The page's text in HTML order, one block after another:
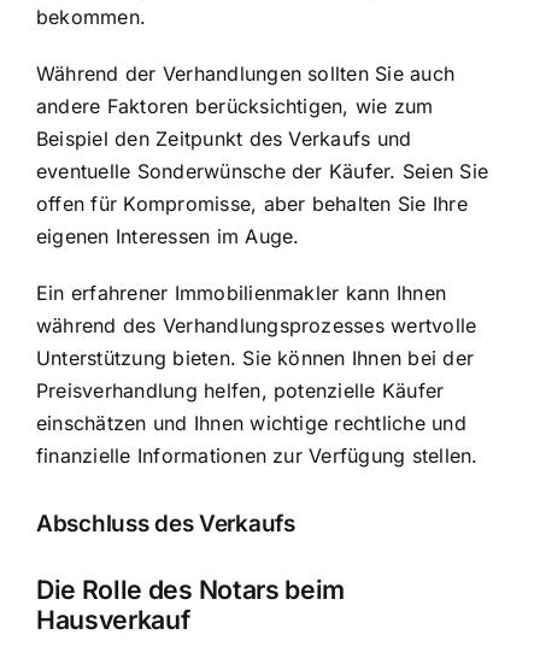
bekommen.
Während der Verhandlungen sollten Sie auch
andere Faktoren berücksichtigen, wie zum
Beispiel den Zeitpunkt des Verkaufs und
eventuelle Sonderwünsche der Käufer. Seien Sie
offen für Kompromisse, aber behalten Sie Ihre
eigenen Interessen im Auge.
Ein erfahrener Immobilienmakler kann Ihnen
während des Verhandlungsprozesses wertvolle
Unterstützung bieten. Sie können Ihnen bei der
Preisverhandlung helfen, potenzielle Käufer
einschätzen und Ihnen wichtige rechtliche und
finanzielle Informationen zur Verfügung stellen.
Abschluss des Verkaufs
Die Rolle des Notars beim
Hausverkauf